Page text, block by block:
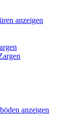
anzeigen
anzeigen